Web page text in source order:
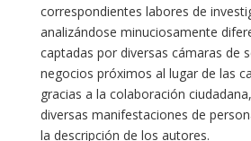
correspondientes labores de
analizándose minuciosamente
captadas por diversas cámaras de
negocios próximos al lugar de las
gracias a la colaboración
diversas manifestaciones de
la descripción de los autores.